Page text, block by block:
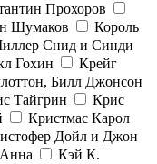
Прохоров
Шумаков
Король
Снид и Синди
Гохин
Крейг
Билл Джонсон
Тайгрин
Крис
Кристмас Карол
Дойл и Джон
Кэй К.